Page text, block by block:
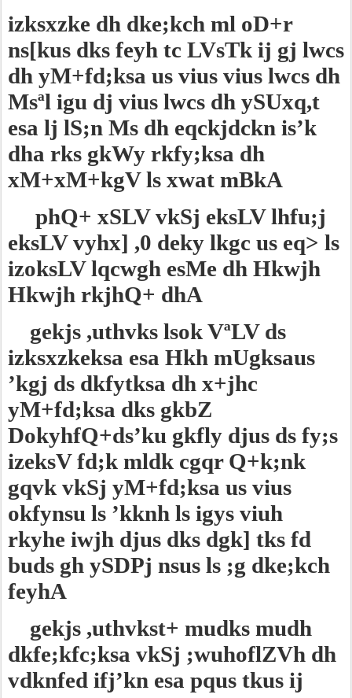
izksxzke dh dke;kch ml oD+r
ns[kus dks feyh tc LVsTk ij gj lwcs
dh yM+fd;ksa us vius vius lwcs dh
Msªl igu dj vius lwcs dh ySUxq,t
esa lj lS;n Ms dh eqckjdckn is’k
dha rks gkWy rkfy;ksa dh
xM+xM+kgV ls xwat mBkA
phQ+ xSLV vkSj eksLV lhfu;j
eksLV vyhx] ,0 deky lkgc us eq> ls
izoksLV lqcwgh esMe dh Hkwjh
Hkwjh rkjhQ+ dhA
gekjs ,uthvks lsok VªLV ds
izksxzkeksa esa Hkh mUgksaus
’kgj ds dkfytksa dh x+jhc
yM+fd;ksa dks gkbZ
DokyhfQ+ds’ku gkfly djus ds fy;s
izeksV fd;k mldk cgqr Q+k;nk
gqvk vkSj yM+fd;ksa us vius
okfynsu ls ’kknh ls igys viuh
rkyhe iwjh djus dks dgk] tks fd
buds gh ySDPj nsus ls ;g dke;kch
feyhA
gekjs ,uthvkst+ mudks mudh
dkfe;kfc;ksa vkSj ;wuhoflZVh dh
vdknfed ifj’kn esa pqus tkus ij